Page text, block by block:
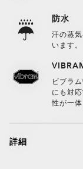
防水
汗の蒸
います。
ビブラ
にも対
性が一体
詳細